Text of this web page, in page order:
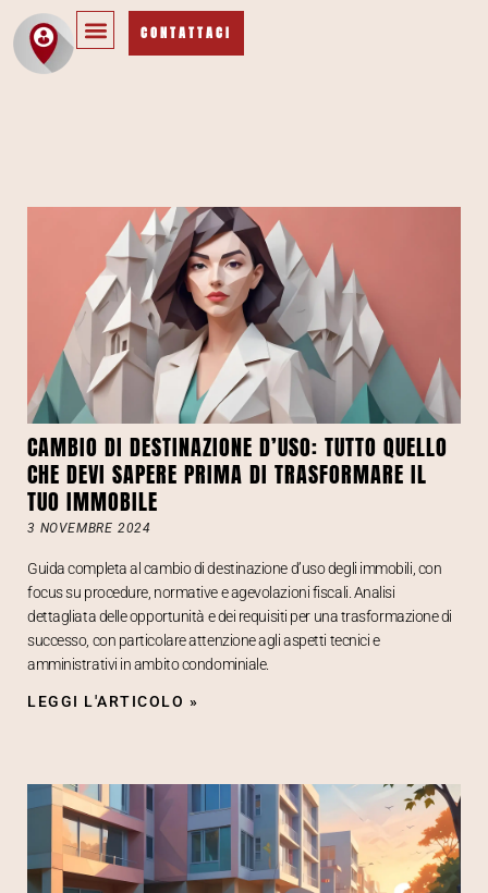
CONTATTACI
CAMBIO DI DESTINAZIONE D’USO: TUTTO QUELLO
CHE DEVI SAPERE PRIMA DI TRASFORMARE IL
TUO IMMOBILE
3 NOVEMBRE 2024
Guida completa al cambio di destinazione d’uso degli immobili, con
focus su procedure, normative e agevolazioni fiscali. Analisi
dettagliata delle opportunità e dei requisiti per una trasformazione di
successo, con particolare attenzione agli aspetti tecnici e
amministrativi in ambito condominiale.
LEGGI L'ARTICOLO »